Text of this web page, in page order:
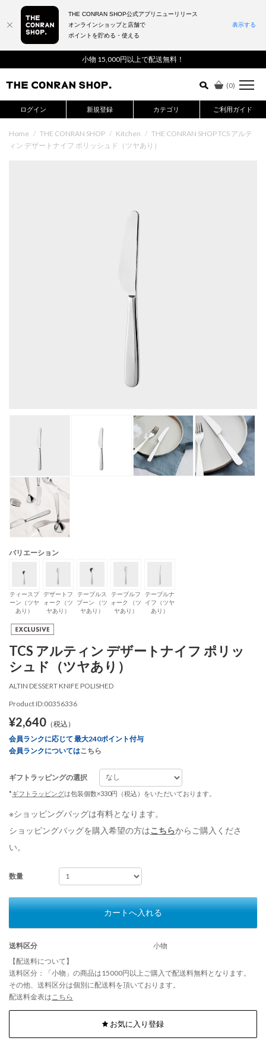
小物 15,000円以上で配送無料！
(0)
ログイン 新規登録 カテゴリ ご利用ガイド
詳細検索はこちら
Home / THE CONRAN SHOP / Kitchen / THE CONRAN SHOP TCS アルテ
ィン デザートナイフ ポリッシュド（ツヤあり）
バリエーション
ティースプ
ーン（ツヤ
あり）
デザートフ
ォーク（ツ
ヤあり）
テーブルス
プーン （ツ
ヤあり）
テーブルフ
ォーク （ツ
ヤあり）
テーブルナ
イフ（ツヤ
あり）
TCS アルティン デザートナイフ ポリッ
シュド（ツヤあり）
ALTIN DESSERT KNIFE POLISHED
Product ID:00356336
¥2,640 （税込）
会員ランクに応じて 最大240ポイント付与
会員ランクについてはこちら
ギフトラッピングの選択
*ギフトラッピングは包装個数×330円（税込）をいただいております。
※ショッピングバッグは有料となります。
ショッピングバッグを購入希望の方はこちらからご購入くださ
い。
数量
カートへ入れる
送料区分
小物
【配送料について】
送料区分：「小物」の商品は15000円以上ご購入で配送料無料となります。
その他、送料区分は個別に配送料を頂いております。
配送料金表は こちら
お気に入り登録
THE CONRAN SHOP公式アプリニューリリース
オンラインショップと店舗で
ポイントを貯める・使える
表示する